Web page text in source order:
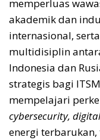
memperluas
akademik dan
internasional,
multidisiplin
Indonesia dan
strategis bagi
mempelajari
cybersecurity,
energi